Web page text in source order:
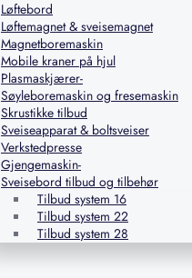
Løftebord
Løftemagnet & sveisemagnet
Magnetboremaskin
Mobile kraner på hjul
Plasmaskjærer-
Søyleboremaskin og fresemaskin
Skrustikke tilbud
Sveiseapparat & boltsveiser
Verkstedpresse
Gjengemaskin-
Sveisebord tilbud og tilbehør
Tilbud system 16
Tilbud system 22
Tilbud system 28